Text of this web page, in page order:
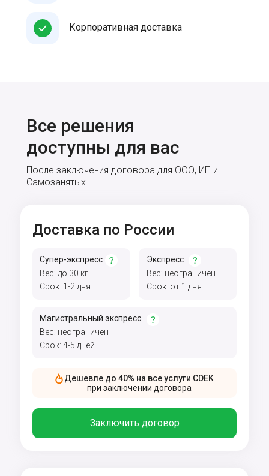
Корпоративная доставка
Все решения
доступны для вас
После заключения договора для ООО, ИП и
Самозанятых
Заключить договор
Доставка по России
Супер-экспресс
Вес: до 30 кг
Срок: 1-2 дня
Экспресс
Вес: неограничен
Срок: от 1 дня
Магистральный экспресс
Вес: неограничен
Срок: 4-5 дней
Дешевле до 40% на все услуги CDEK
при заключении договора